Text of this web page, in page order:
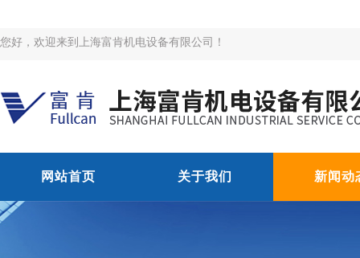
您好，欢迎来到上海富肯机电设备有限公司！
网站首页 关于我们 新闻动